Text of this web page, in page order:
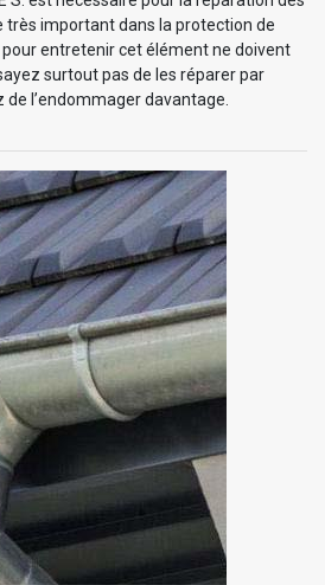
très important dans la protection de
entretenir cet élément ne doivent
surtout pas de les réparer par
l’endommager davantage.